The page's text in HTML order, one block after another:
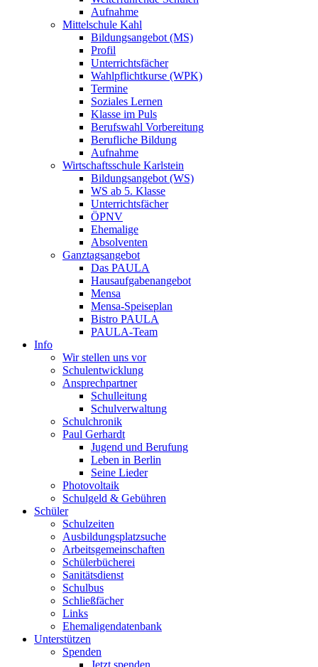
Aufnahme
Mittelschule Kahl
Bildungsangebot (MS)
Profil
Unterrichtsfächer
Wahlpflichtkurse (WPK)
Termine
Soziales Lernen
Klasse im Puls
Berufswahl Vorbereitung
Berufliche Bildung
Aufnahme
Wirtschaftsschule Karlstein
Bildungsangebot (WS)
WS ab 5. Klasse
Unterrichtsfächer
ÖPNV
Ehemalige
Absolventen
Ganztagsangebot
Das PAULA
Hausaufgabenangebot
Mensa
Mensa-Speiseplan
Bistro PAULA
PAULA-Team
Info
Wir stellen uns vor
Schulentwicklung
Ansprechpartner
Schulleitung
Schulverwaltung
Schulchronik
Paul Gerhardt
Jugend und Berufung
Leben in Berlin
Seine Lieder
Photovoltaik
Schulgeld & Gebühren
Schüler
Schulzeiten
Ausbildungsplatzsuche
Arbeitsgemeinschaften
Schülerbücherei
Sanitätsdienst
Schulbus
Schließfächer
Links
Ehemaligendatenbank
Unterstützen
Spenden
Jetzt spenden